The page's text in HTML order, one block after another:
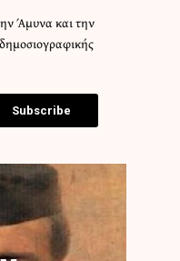
Άμυνα και την
Subscribe